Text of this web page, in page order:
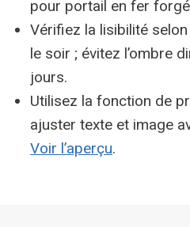
pour portail en fer
Vérifiez la lisibilité
le soir ; évitez l’ombre
jours.
Utilisez la fonction de
ajuster texte et image
Voir l’aperçu.